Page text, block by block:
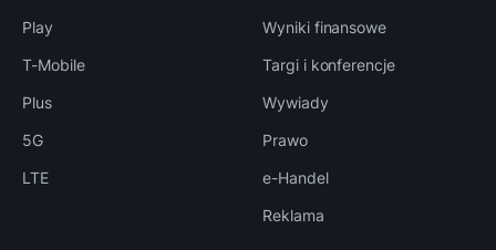
Play
T-Mobile
Plus
5G
LTE
Wyniki finansowe
Targi i konferencje
Wywiady
Prawo
e-Handel
Reklama